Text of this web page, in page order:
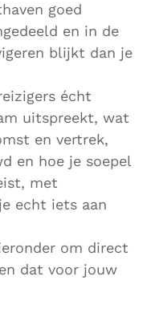
goed
en in de
blijkt dan je
écht
uitspreekt, wat
en vertrek,
en hoe je soepel
met
echt iets aan
om direct
dat voor jouw